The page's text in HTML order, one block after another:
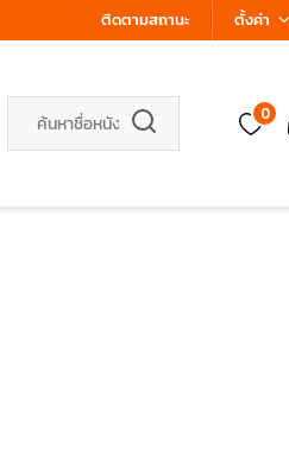
ติดตามสถานะ ตั้งค่า
0